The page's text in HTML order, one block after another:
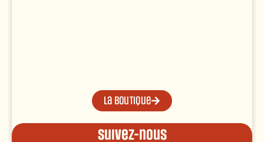
La boutique
Suivez-nous